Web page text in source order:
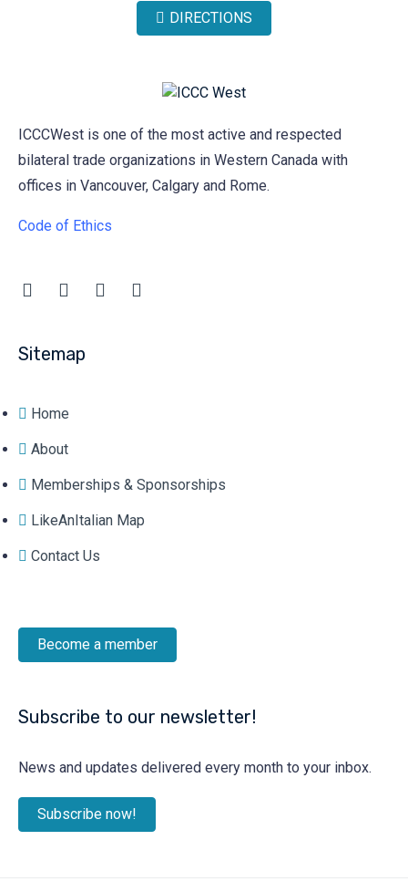
DIRECTIONS
ICCCWest is one of the most active and respected
bilateral trade organizations in Western Canada with
offices in Vancouver, Calgary and Rome.
Code of Ethics
Sitemap
Home
About
Memberships & Sponsorships
LikeAnItalian Map
Contact Us
Become a member
Subscribe to our newsletter!
News and updates delivered every month to your inbox.
Subscribe now!